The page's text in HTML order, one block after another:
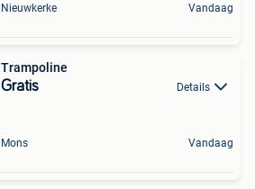
Nieuwkerke Vandaag
Trampoline
Gratis Details
Mons Vandaag